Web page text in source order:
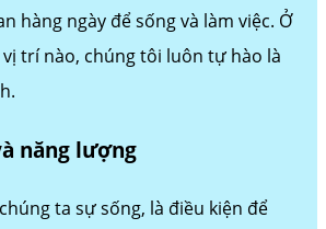
hàng ngày để sống và làm việc. Ở
trí nào, chúng tôi luôn tự hào là
năng lượng
ta sự sống, là điều kiện để